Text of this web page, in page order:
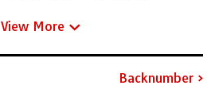
View More
Backnumber